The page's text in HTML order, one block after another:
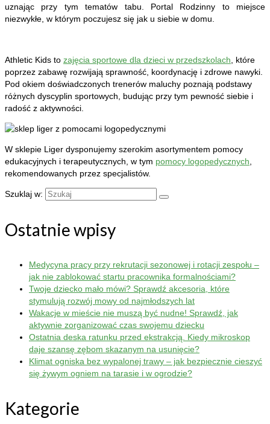
uznając przy tym tematów tabu. Portal Rodzinny to miejsce
niezwykłe, w którym poczujesz się jak u siebie w domu.
Athletic Kids to zajęcia sportowe dla dzieci w przedszkolach , które
poprzez zabawę rozwijają sprawność, koordynację i zdrowe nawyki.
Pod okiem doświadczonych trenerów maluchy poznają podstawy
różnych dyscyplin sportowych, budując przy tym pewność siebie i
radość z aktywności.
W sklepie Liger dysponujemy szerokim asortymentem pomocy
edukacyjnych i terapeutycznych, w tym pomocy logopedycznych
rekomendowanych przez specjalistów.
Szuklaj w:
Ostatnie wpisy
Medycyna pracy przy rekrutacji sezonowej i rotacji zespołu –
jak nie zablokować startu pracownika formalnościami?
Twoje dziecko mało mówi? Sprawdź akcesoria, które
stymulują rozwój mowy od najmłodszych lat
Wakacje w mieście nie muszą być nudne! Sprawdź, jak
aktywnie zorganizować czas swojemu dziecku
Ostatnia deska ratunku przed ekstrakcją. Kiedy mikroskop
daje szansę zębom skazanym na usunięcie?
Klimat ogniska bez wypalonej trawy – jak bezpiecznie cieszyć
się żywym ogniem na tarasie i w ogrodzie?
Kategorie